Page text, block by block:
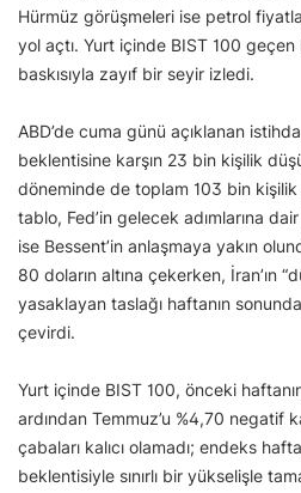
Hürmüz görüşmeleri ise petrol
yol açtı. Yurt içinde BIST 100 geçen
baskısıyla zayıf bir seyir izledi.
ABD’de cuma günü açıklanan
beklentisine karşın 23 bin kişilik
döneminde de toplam 103 bin kişilik
tablo, Fed’in gelecek adımlarına
ise Bessent’in anlaşmaya yakın
80 doların altına çekerken, İran’ın
yasaklayan taslağı haftanın
çevirdi.
Yurt içinde BIST 100, önceki
ardından Temmuz’u %4,70 negatif
çabaları kalıcı olamadı; endeks
beklentisiyle sınırlı bir yükselişle